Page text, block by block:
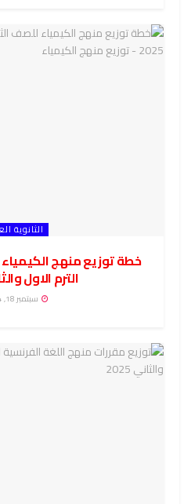
الثانوية
خطة توزيع منهج
الترم الاول
سبتمبر 18, 2024